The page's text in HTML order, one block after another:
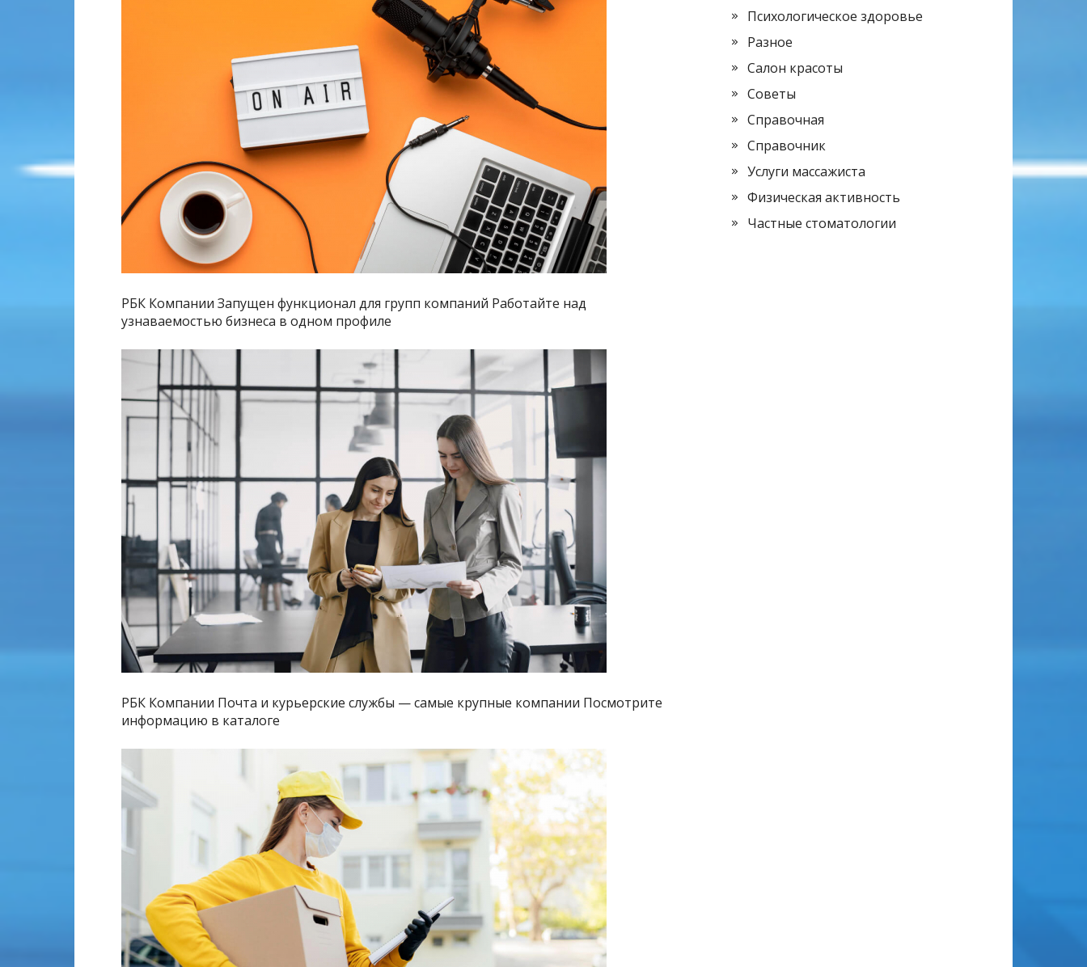
РБК Компании Запущен функционал для групп компаний Работайте над
узнаваемостью бизнеса в одном профиле
РБК Компании Почта и курьерские службы — самые крупные компании Посмотрите
информацию в каталоге
Психологическое здоровье
Разное
Салон красоты
Советы
Справочная
Справочник
Услуги массажиста
Физическая активность
Частные стоматологии